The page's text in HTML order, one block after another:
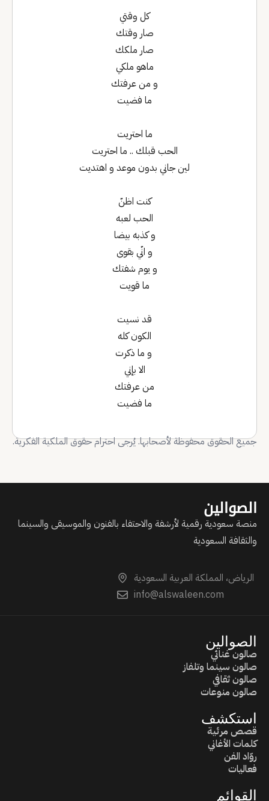
‏كل وقتي
‏صار وقتك
‏صار ملكك
‏ماهو ملكي
‏و من عرفتك
ما فضيت
ما احتريت
‏الحب قبلك .. ما احتريت
لين جاني بدون موعد و اهتديت
‏كنت اظنّ
‏الحب لعبه
‏و كذبه بيضا
‏و انّي بقوى
‏و يوم شفتك
‏ما قويت
‏قد نسيت
‏الكون كله
‏ و ما ذكرت
‏الا بإني
من عرفتك
ما فضيت
جميع الحقوق محفوظة لأصحابها. يُرجى احترام حقوق الملكية الفكرية.
الصوالين
منصة سعودية رقمية لأرشفة والاحتفاء بالفنون والموسيقى والسينما
والثقافة السعودية
الرياض، المملكة العربية السعودية
info@alswaleen.com
الصوالين
صالون غنائي
صالون سينما وتلفاز
صالون ثقافي
صالون منوعات
استكشف
قصص مرئية
كلمات الأغاني
روّاد الفن
فعاليات
القوائم